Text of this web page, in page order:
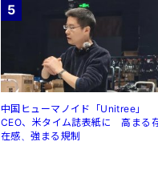
5
中国ヒューマノイド「Unitree」
CEO、米タイム誌表紙に 高まる
在感、強まる規制